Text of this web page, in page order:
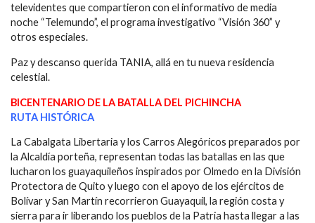
televidentes que compartieron con el informativo de media
noche “Telemundo”, el programa investigativo “Visión 360” y
otros especiales.
Paz y descanso querida TANIA, allá en tu nueva residencia
celestial.
BICENTENARIO DE LA BATALLA DEL PICHINCHA
RUTA HISTÓRICA
La Cabalgata Libertaria y los Carros Alegóricos preparados por
la Alcaldía porteña, representan todas las batallas en las que
lucharon los guayaquileños inspirados por Olmedo en la División
Protectora de Quito y luego con el apoyo de los ejércitos de
Bolívar y San Martín recorrieron Guayaquil, la región costa y
sierra para ir liberando los pueblos de la Patria hasta llegar a las